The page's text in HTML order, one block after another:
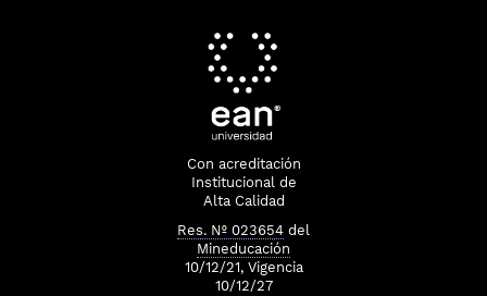
Con acreditación
Institucional de
Alta Calidad
Res. Nº 023654 del
Mineducación
10/12/21, Vigencia
10/12/27